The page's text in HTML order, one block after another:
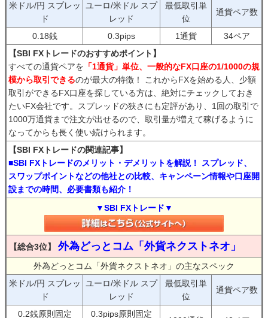
米ドル/円 スプレッ
ド
ユーロ/米ドル スプ
レッド
最低取引単
位
通貨ペア数
0.18銭 0.3pips 1通貨
34ペア
【SBI FXトレードのおすすめポイント】
すべての通貨ペアを 「1通貨」単位、一般的なFX口座の1/1000の規
模から取引できるのが最大の特徴！ これからFXを始める人、少額
取引ができるFX口座を探している方は、絶対にチェックしておき
たいFX会社です。スプレッドの狭さにも定評があり、1回の取引で
1000万通貨まで注文が出せるので、取引量が増えて稼げるように
なってからも長く使い続けられます。
【SBI FXトレードの関連記事】
■SBI FXトレードのメリット・デメリットを解説！ スプレッド、
スワップポイントなどの他社との比較、キャンペーン情報や口座開
設までの時間、必要書類も紹介！
▼SBI FXトレード▼
【総合3位】 外為どっとコム「外貨ネクストネオ」
外為どっとコム「外貨ネクストネオ」の主なスペック
米ドル/円 スプレッ
ド
ユーロ/米ドル スプ
レッド
最低取引単
位
通貨ペア数
0.2銭原則固定 0.3pips原則固定